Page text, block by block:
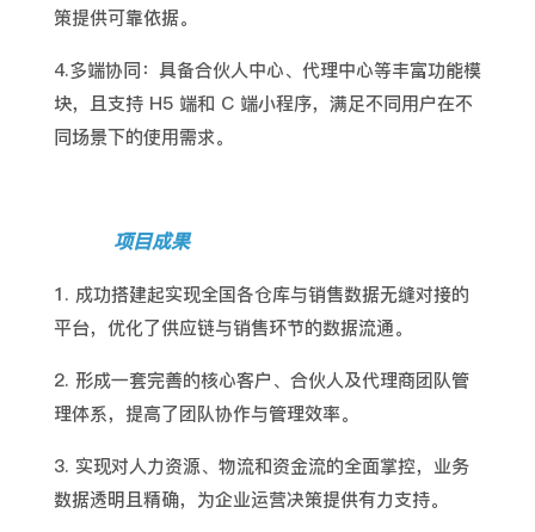
策提供可靠依据。
4.多端协同：具备合伙人中心、代理中心等丰富功能模
块，且支持 H5 端和 C 端小程序，满足不同用户在不
同场景下的使用需求。
项目成果
1. 成功搭建起实现全国各仓库与销售数据无缝对接的
平台，优化了供应链与销售环节的数据流通。
2. 形成一套完善的核心客户、合伙人及代理商团队管
理体系，提高了团队协作与管理效率。
3. 实现对人力资源、物流和资金流的全面掌控，业务
数据透明且精确，为企业运营决策提供有力支持。